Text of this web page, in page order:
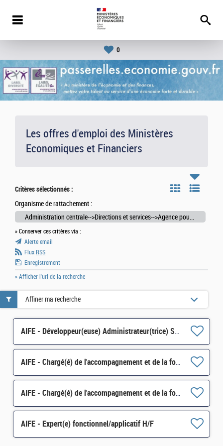
0
Les offres d'emploi des Ministères
Economiques et Financiers
Critères sélectionnés :
Organisme de rattachement :
Administration centrale-->Directions et services-->Agence pour l'informatique financière de l'Etat (AIFE)
» Conserver ces critères via :
Alerte email
Flux RSS
Enregistrement
» Afficher l'url de la recherche
AIFE - Développeur(euse) Administrateur(trice) ServiceNow H/F
AIFE - Chargé(é) de l'accompagnement et de la formation Chorus H/F
AIFE - Chargé(é) de l'accompagnement et de la formation Chorus H/F
AIFE - Expert(e) fonctionnel/applicatif H/F
Affiner ma recherche